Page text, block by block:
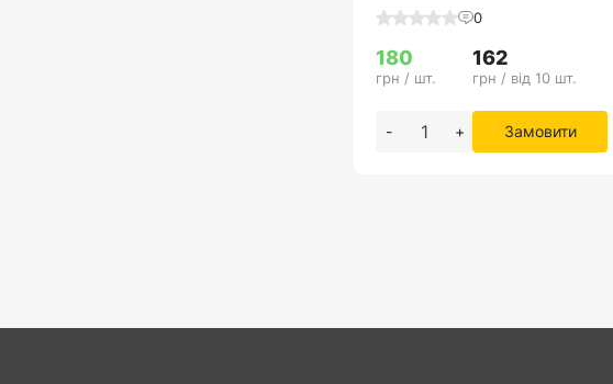
0
180
грн / шт.
162
грн / від 10 шт.
- + Замовити